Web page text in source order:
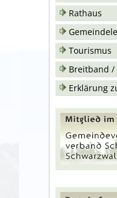
Rathaus
Tourismus
Breitband /
Erklärung